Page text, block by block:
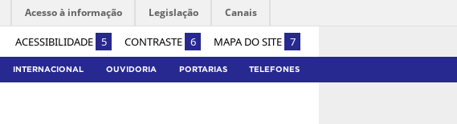
ACESSIBILIDADE 5 CONTRASTE 6 MAPA DO SITE 7
Acesso à informação Legislação Canais
INTERNACIONAL OUVIDORIA PORTARIAS TELEFONES